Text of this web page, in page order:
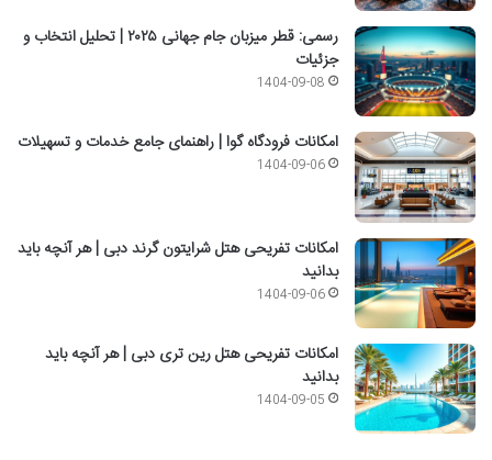
رسمی: قطر میزبان جام جهانی ۲۰۲۵ | تحلیل انتخاب و
جزئیات
1404-09-08
امکانات فرودگاه گوا | راهنمای جامع خدمات و تسهیلات
1404-09-06
امکانات تفریحی هتل شرایتون گرند دبی | هر آنچه باید
بدانید
1404-09-06
امکانات تفریحی هتل رین تری دبی | هر آنچه باید
بدانید
1404-09-05